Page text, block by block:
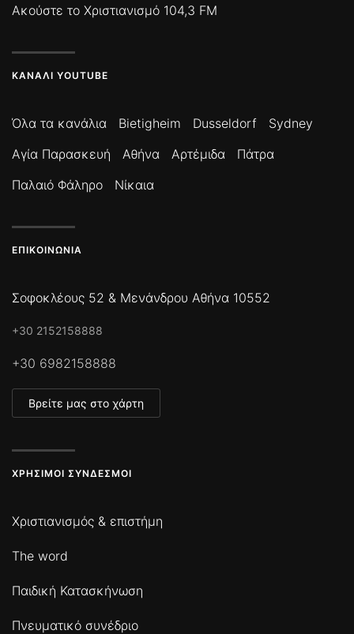
Ακούστε το Χριστιανισμό 104,3 FM
ΚΑΝΆΛΙ YOUTUBE
Όλα τα κανάλια Bietigheim Dusseldorf
Sydney
Αγία Παρασκευή
Αθήνα Αρτέμιδα
Πάτρα
Παλαιό Φάληρο
Νίκαια
ΕΠΙΚΟΙΝΩΝΊΑ
Σοφοκλέους 52 & Μενάνδρου Αθήνα 10552
+30 2152158888
+30 6982158888
Βρείτε μας στο χάρτη
ΧΡΉΣΙΜΟΙ ΣΎΝΔΕΣΜΟΙ
Χριστιανισμός & επιστήμη
The word
Παιδική Κατασκήνωση
Πνευματικό συνέδριο